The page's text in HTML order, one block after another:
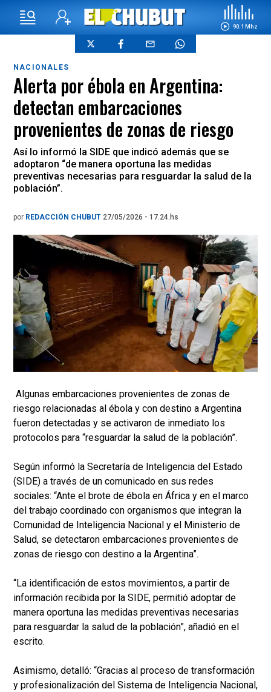
90.1 Mhz
NACIONALES
Alerta por ébola en Argentina:
detectan embarcaciones
provenientes de zonas de riesgo
Así lo informó la SIDE que indicó además que se
adoptaron “de manera oportuna las medidas
preventivas necesarias para resguardar la salud de la
población”.
por REDACCIÓN CHUBUT 27/05/2026 - 17.24.hs
Algunas embarcaciones provenientes de zonas de
riesgo relacionadas al ébola y con destino a Argentina
fueron detectadas y se activaron de inmediato los
protocolos para “resguardar la salud de la población”.
Según informó la Secretaría de Inteligencia del Estado
(SIDE) a través de un comunicado en sus redes
sociales: “Ante el brote de ébola en África y en el marco
del trabajo coordinado con organismos que integran la
Comunidad de Inteligencia Nacional y el Ministerio de
Salud, se detectaron embarcaciones provenientes de
zonas de riesgo con destino a la Argentina”.
“La identificación de estos movimientos, a partir de
información recibida por la SIDE, permitió adoptar de
manera oportuna las medidas preventivas necesarias
para resguardar la salud de la población”, añadió en el
escrito.
Asimismo, detalló: “Gracias al proceso de transformación
y profesionalización del Sistema de Inteligencia Nacional,